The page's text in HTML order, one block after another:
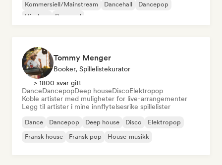
Kommersiell/Mainstream
Dancehall
Dancepop
Hip-hop
Pop-soul
Tommy Menger
Booker, Spillelistekurator
> 1800 svar gitt
DanceDancepopDeep houseDiscoElektropop
Koble artister med muligheter for live-arrangementer
Legg til artister i mine innflytelsesrike spillelister
Dance Dancepop Deep house Disco
Elektropop
Fransk house
Fransk pop House-musikk